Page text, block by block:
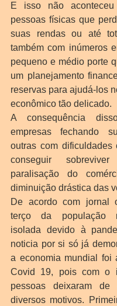
E isso não
pessoas físicas que
suas rendas ou até
também com inúmeros
pequeno e médio porte
um planejamento
reservas para ajudá-los
econômico tão delicado.
A consequência
empresas fechando
outras com dificuldades
conseguir
paralisação do
diminuição drástica das
De acordo com jornal
terço da população
isolada devido à
noticia por si só já
a economia mundial foi
Covid 19, pois com o
pessoas deixaram de
diversos motivos.